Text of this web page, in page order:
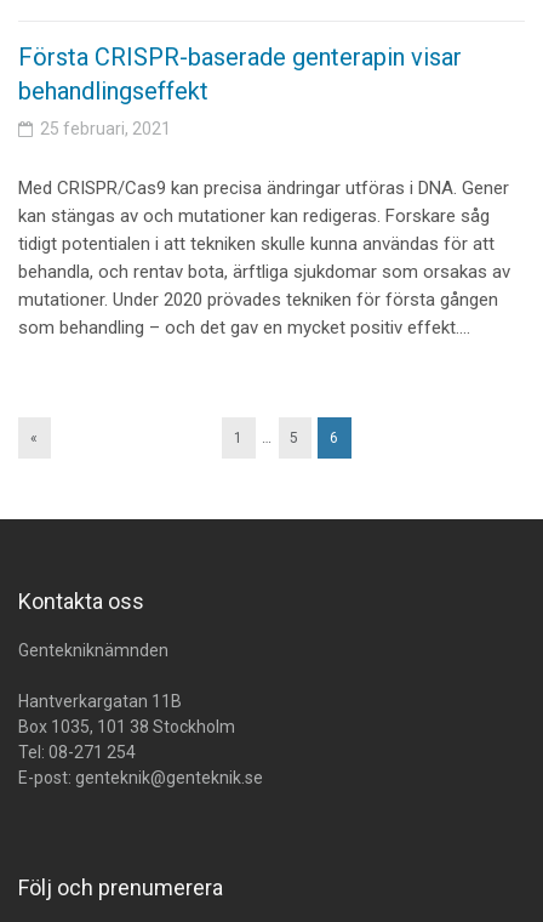
Första CRISPR-baserade genterapin visar
behandlingseffekt
25 februari, 2021
Med CRISPR/Cas9 kan precisa ändringar utföras i DNA. Gener
kan stängas av och mutationer kan redigeras. Forskare såg
tidigt potentialen i att tekniken skulle kunna användas för att
behandla, och rentav bota, ärftliga sjukdomar som orsakas av
mutationer. Under 2020 prövades tekniken för första gången
som behandling – och det gav en mycket positiv effekt.…
« 1 … 5 6
Kontakta oss
Gentekniknämnden
Hantverkargatan 11B
Box 1035, 101 38 Stockholm
Tel: 08-271 254
E-post: genteknik@genteknik.se
Följ och prenumerera